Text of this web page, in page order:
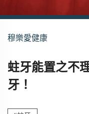
穆樂愛健康
蛀牙能置之不
牙！